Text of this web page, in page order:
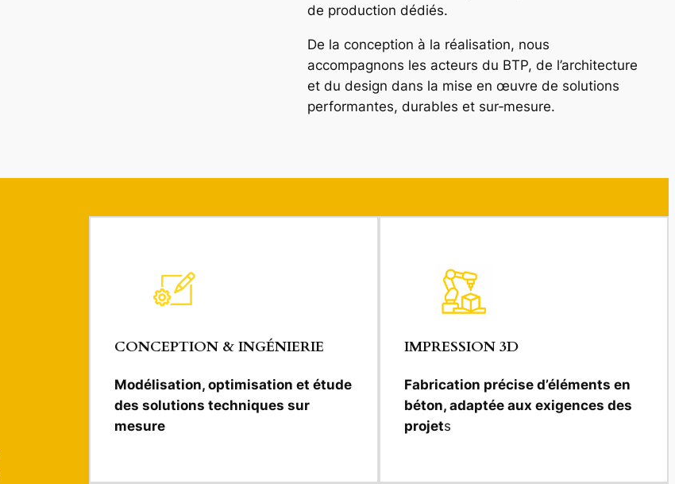
de production dédiés.
De la conception à la réalisation, nous
accompagnons les acteurs du BTP, de l’architecture
et du design dans la mise en œuvre de solutions
performantes, durables et sur‑mesure.
CONCEPTION & INGÉNIERIE
Modélisation, optimisation et étude
des solutions techniques sur
mesure
IMPRESSION 3D
Fabrication précise d’éléments en
béton, adaptée aux exigences des
projets